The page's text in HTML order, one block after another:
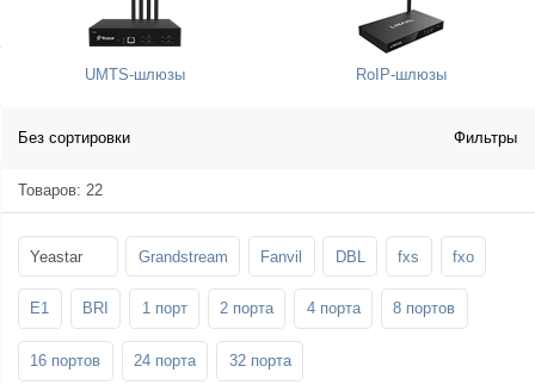
UMTS-шлюзы RoIP-шлюзы
Без сортировки Фильтры
Товаров: 22
Yeastar Grandstream Fanvil DBL fxs fxo
E1 BRI 1 порт 2 порта 4 порта 8 портов
16 портов 24 порта 32 порта
Стойки и крепления для панелей и
телевизоров
Шахтные телефоны
SFP-модули
3G/4G LTE и ADSL модемы
Мобильные телефоны